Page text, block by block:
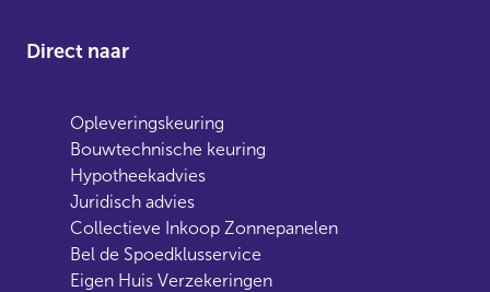
Direct naar
Opleveringskeuring
Bouwtechnische keuring
Hypotheekadvies
Juridisch advies
Collectieve Inkoop Zonnepanelen
Bel de Spoedklusservice
Eigen Huis Verzekeringen